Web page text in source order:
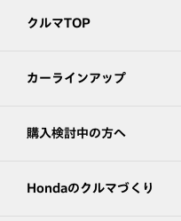
クルマTOP
カーラインアップ
購入検討中の方へ
Hondaのクルマづくり